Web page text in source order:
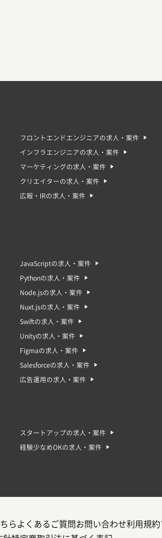
フロントエンドエンジニアの求人・案件
インフラエンジニアの求人・案件
マーケティングの求人・案件
クリエイターの求人・案件
広報・IRの求人・案件
JavaScriptの求人・案件
Pythonの求人・案件
Node.jsの求人・案件
Nuxt.jsの求人・案件
Swiftの求人・案件
Unityの求人・案件
Figmaの求人・案件
Salesforceの求人・案件
広告運用の求人・案件
スタートアップの求人・案件
経験少なめOKの求人・案件
ら よくあるご質問 お問い合わせ利用規約